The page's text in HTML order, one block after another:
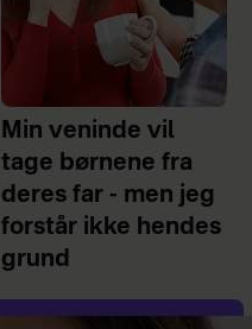
Min veninde vil
tage børnene fra
deres far - men jeg
forstår ikke hendes
grund